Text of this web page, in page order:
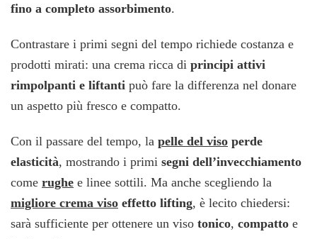
fino a completo assorbimento.
Contrastare i primi segni del tempo richiede costanza e
prodotti mirati: una crema ricca di principi attivi
rimpolpanti e liftanti può fare la differenza nel donare
un aspetto più fresco e compatto.
Con il passare del tempo, la pelle del viso perde
elasticità, mostrando i primi segni dell’invecchiamento
come rughe e linee sottili. Ma anche scegliendo la
migliore crema viso effetto lifting, è lecito chiedersi:
sarà sufficiente per ottenere un viso tonico, compatto e